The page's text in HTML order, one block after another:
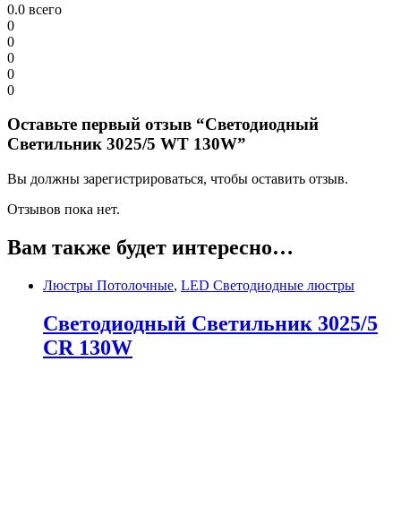
0.0 всего
0
0
0
0
0
Оставьте первый отзыв “Светодиодный
Светильник 3025/5 WT 130W”
Вы должны зарегистрироваться, чтобы оставить отзыв.
Отзывов пока нет.
Вам также будет интересно…
Люстры Потолочные, LED Светодиодные люстры
Светодиодный Светильник 3025/5
CR 130W